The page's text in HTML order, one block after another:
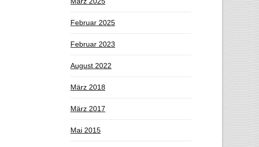
Februar 2025
Februar 2023
August 2022
März 2018
März 2017
Mai 2015